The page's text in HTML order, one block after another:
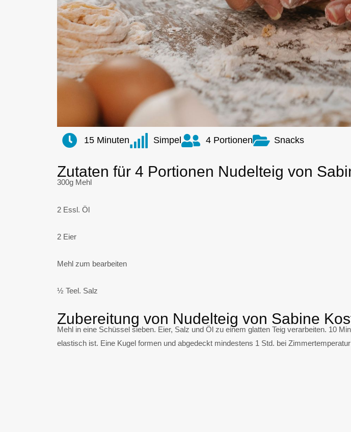
15 Minuten Simpel 4 Portionen Snacks
Zutaten für 4 Portionen Nudelteig von
300g Mehl
2 Essl. Öl
2 Eier
Mehl zum bearbeiten
½ Teel. Salz
Zubereitung von Nudelteig von Sabine
Mehl in eine Schüssel sieben. Eier, Salz und Öl zu einem glatten Teig verarbeiten. 10
elastisch ist. Eine Kugel formen und abgedeckt mindestens 1 Std. bei